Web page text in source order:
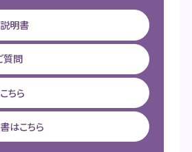
明書
質問
ちら
はこちら